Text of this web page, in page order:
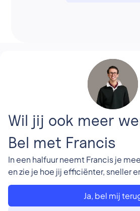
Wil jij ook meer
Bel met Francis
In een halfuur neemt Francis je
en zie je hoe jij efficiënter, sneller
Ja, bel mij